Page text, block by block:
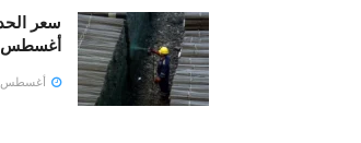
أغسطس 2026 الطن بـ36000 جنيه
أغسطس 7, 2026